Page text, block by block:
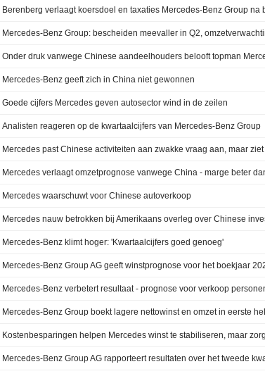
Mercedes-Benz geeft zich in China niet gewonnen
Goede cijfers Mercedes geven autosector wind in de zeilen
Analisten reageren op de kwartaalcijfers van Mercedes-Benz Group
Mercedes verlaagt omzetprognose vanwege China - marge beter
Mercedes waarschuwt voor Chinese autoverkoop
Mercedes-Benz klimt hoger: 'Kwartaalcijfers goed genoeg'
Mercedes-Benz Group AG geeft winstprognose voor het boekjaar